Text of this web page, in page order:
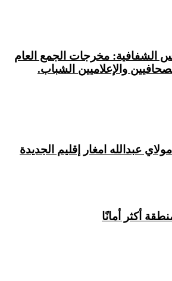
الشفافية: مخرجات الجمع العام
والإعلاميين الشباب.
عبدالله امغار إقليم الجديدة
أكثر أمانًا